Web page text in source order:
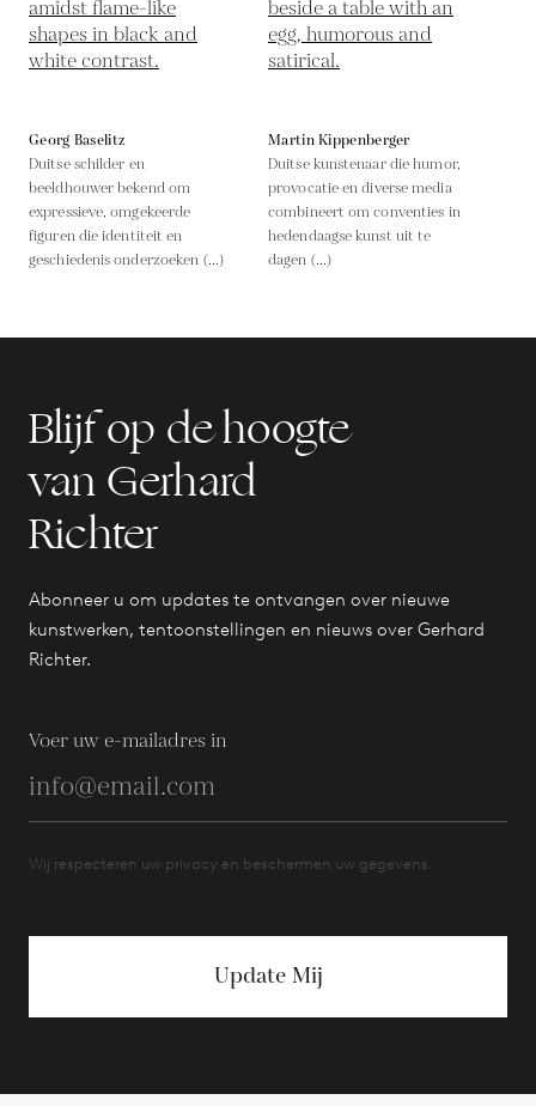
Georg Baselitz
Duitse schilder en
beeldhouwer bekend om
expressieve, omgekeerde
figuren die identiteit en
geschiedenis onderzoeken (...)
Martin Kippenberger
Duitse kunstenaar die humor,
provocatie en diverse media
combineert om conventies in
hedendaagse kunst uit te
dagen (...)
Blijf op de hoogte
van Gerhard
Richter
Abonneer u om updates te ontvangen over nieuwe
kunstwerken, tentoonstellingen en nieuws over Gerhard
Richter.
Voer uw e-mailadres in
Wij respecteren uw privacy en beschermen uw gegevens.
Update Mij